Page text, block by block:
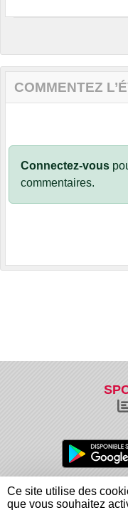
COMMENTEZ
Connectez-vous
commentaires.
Charte
Informations légales
Ce site utilise des
que vous souhaitez